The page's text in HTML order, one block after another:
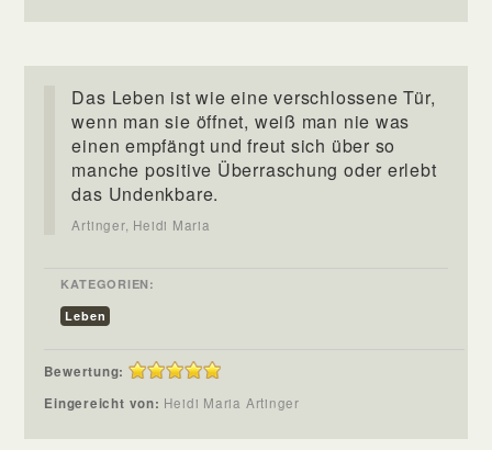
Das Leben ist wie eine verschlossene Tür,
wenn man sie öffnet, weiß man nie was
einen empfängt und freut sich über so
manche positive Überraschung oder erlebt
das Undenkbare.
Artinger, Heidi Maria
KATEGORIEN:
Leben
Bewertung:
Eingereicht von: Heidi Maria Artinger